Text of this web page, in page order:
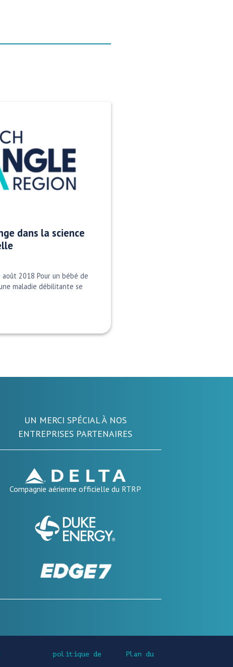
dans la science
2018 Pour un bébé de
maladie débilitante se
UN MERCI SPÉCIAL À NOS
ENTREPRISES PARTENAIRES
Compagnie aérienne officielle du RTRP
politique de Plan du